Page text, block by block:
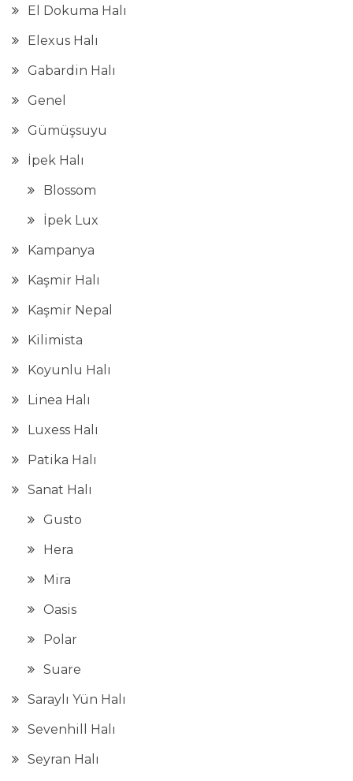
El Dokuma Halı
Elexus Halı
Gabardin Halı
Genel
Gümüşsuyu
İpek Halı
Blossom
İpek Lux
Kampanya
Kaşmir Halı
Kaşmir Nepal
Kilimista
Koyunlu Halı
Linea Halı
Luxess Halı
Patika Halı
Sanat Halı
Gusto
Hera
Mira
Oasis
Polar
Suare
Saraylı Yün Halı
Sevenhill Halı
Seyran Halı